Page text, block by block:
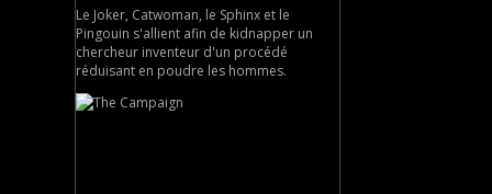
Le Joker, Catwoman, le Sphinx et le
Pingouin s'allient afin de kidnapper un
chercheur inventeur d'un procédé
réduisant en poudre les hommes.